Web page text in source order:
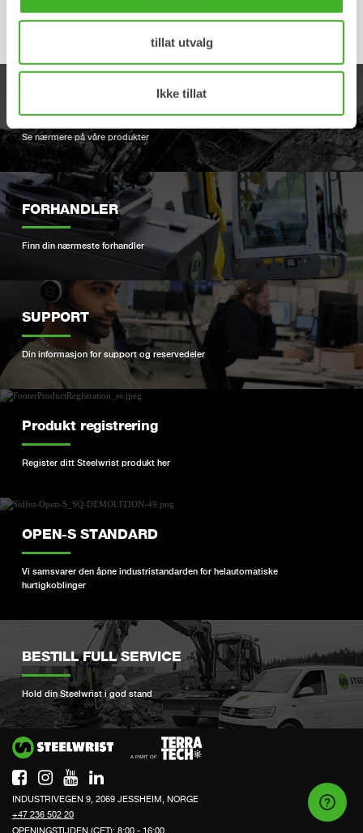
tillat utvalg
Ikke tillat
Se nærmere på våre produkter
FORHANDLER
Finn din nærmeste forhandler
SUPPORT
Din informasjon for support og reservedeler
Produkt registrering
Register ditt Steelwrist produkt her
OPEN-S STANDARD
Vi samsvarer den åpne industristandarden for helautomatiske
hurtigkoblinger
BESTILL FULL SERVICE
Hold din Steelwrist i god stand
INDUSTRIVEGEN 9, 2069 JESSHEIM, NORGE
+47 236 502 20
OPENINGSTIJDEN (CET): 8:00 - 16:00